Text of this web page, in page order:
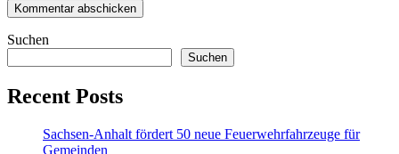
Suchen
Suchen
Recent Posts
Sachsen-Anhalt fördert 50 neue Feuerwehrfahrzeuge für
Gemeinden